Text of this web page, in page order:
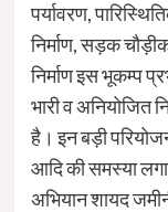
पर्यावरण,
निर्माण, सड़क
निर्माण इस भूकम्प
भारी व अनियोजित
है। इन बड़ी
आदि की समस्या
अभियान शायद